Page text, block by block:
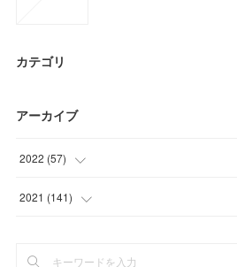
カテゴリ
アーカイブ
2022 (57)
(9)
2021 (141)